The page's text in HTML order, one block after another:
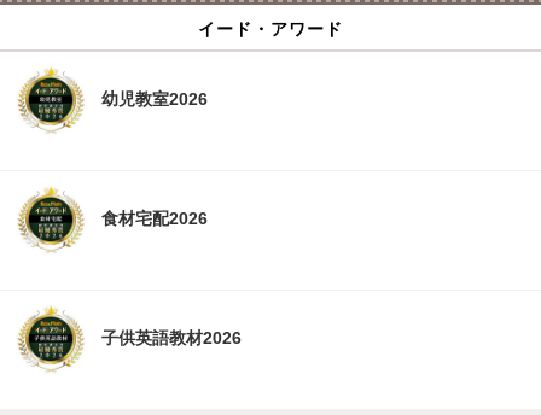
イード・アワード
幼児教室2026
食材宅配2026
子供英語教材2026